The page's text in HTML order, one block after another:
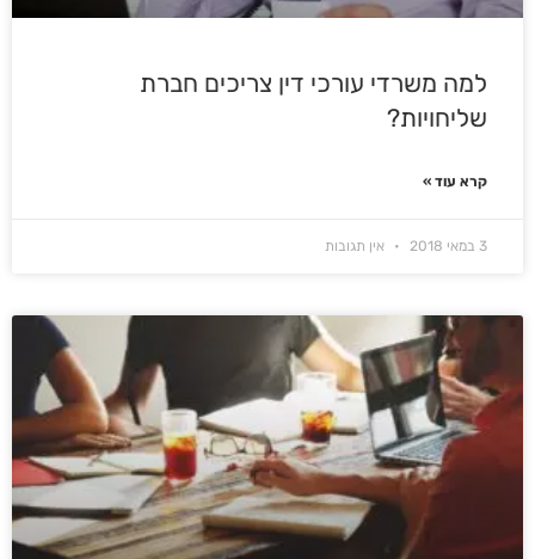
למה משרדי עורכי דין צריכים חברת
שליחויות?
קרא עוד »
3 במאי 2018 אין תגובות